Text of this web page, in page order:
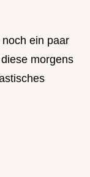
ein paar
morgens